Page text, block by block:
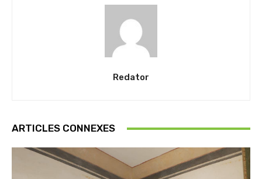
Redator
ARTICLES CONNEXES